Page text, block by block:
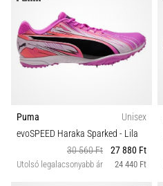
Puma
Unisex
evoSPEED Haraka Sparked - Lila
30 560 Ft
27 880 Ft
Utolsó legalacsonyabb ár 24 440 Ft